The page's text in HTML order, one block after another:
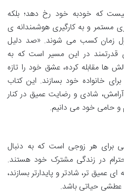
نیست که خودبه خود رخ دهد؛ بلکه
مستمر و به کارگیری هوشمندانه ی
زمان کسب می شوند. «صد دلیل
قدرتمند در این مسیر است که به
ها مقابله کرده، عشق خود را تازه
خانواده خود بسازند. این کتاب
شادی و رضایت عمیق در کنار
حامی خود می دانیم.
برای هر زوجی است که به دنبال
در زندگی مشترک خود هستند.
عمیق تر، شادتر و پایدارتر بسازند،
عطشی حیاتی باشد.